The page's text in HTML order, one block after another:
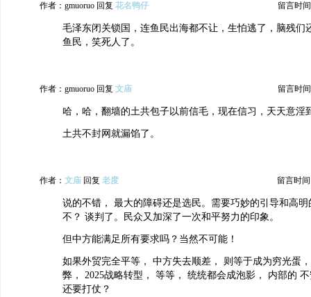
作者：gmuoruo 回复 花名鸭仔 留言时
毛泽东闭关锁国，连鱼民出海都不让，生怕逃了，脑残们
鱼民，笑死人了。
作者：gmuoruo 回复 文庙 留言时
哈，哈，翻墙的土共包子以前信毛，现在信习，天天意淫
土共不封网就漏馅了。
作者： 文庙 回复 老度 留言时间
说的不错， 最大的障碍还是选民。需要巧妙的引导和高
不？ 谈判了。民众又加深了一次和平努力的印象。
但中方能满足所有要求吗？当然不可能！
如果外贸完全平等， 中方失去顺差， 则等于成为穷光蛋
弊， 2025战略转型， 等等， 统统都会成泡影， 内部的
还要打仗？